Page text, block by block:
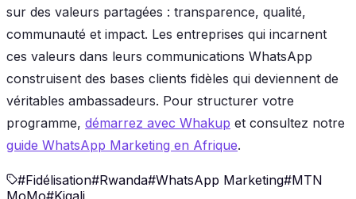
sur des valeurs partagées : transparence, qualité,
communauté et impact. Les entreprises qui incarnent
ces valeurs dans leurs communications WhatsApp
construisent des bases clients fidèles qui deviennent de
véritables ambassadeurs. Pour structurer votre
programme, démarrez avec Whakup et consultez notre
guide WhatsApp Marketing en Afrique.
#Fidélisation#Rwanda#WhatsApp Marketing#MTN
MoMo#Kigali